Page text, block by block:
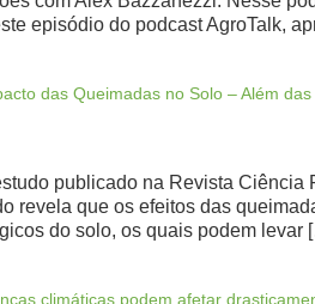
episódio do podcast AgroTalk,
das Queimadas no Solo – Além
publicado na Revista Ciência
revela que os efeitos das
do solo, os quais podem levar
climáticas podem afetar